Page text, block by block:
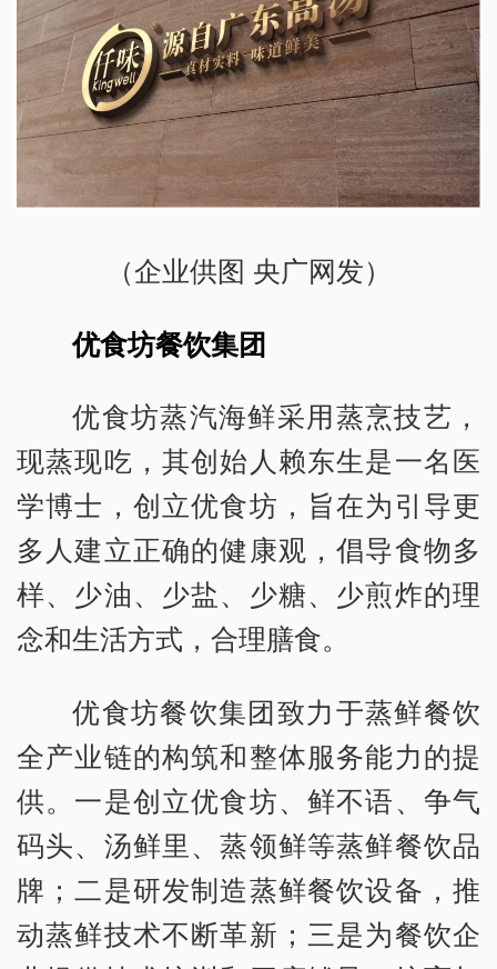
（企业供图 央广网发）
优食坊餐饮集团
优食坊蒸汽海鲜采用蒸烹技艺，
现蒸现吃，其创始人赖东生是一名医
学博士，创立优食坊，旨在为引导更
多人建立正确的健康观，倡导食物多
样、少油、少盐、少糖、少煎炸的理
念和生活方式，合理膳食。
优食坊餐饮集团致力于蒸鲜餐饮
全产业链的构筑和整体服务能力的提
供。一是创立优食坊、鲜不语、争气
码头、汤鲜里、蒸领鲜等蒸鲜餐饮品
牌；二是研发制造蒸鲜餐饮设备，推
动蒸鲜技术不断革新；三是为餐饮企